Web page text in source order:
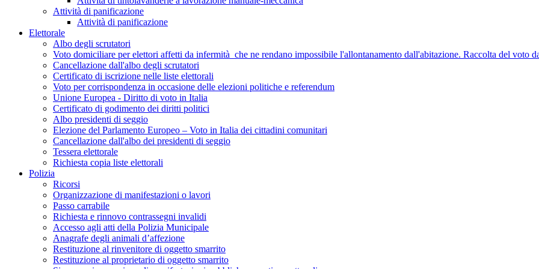
Attività di panificazione
Attività di panificazione
Elettorale
Albo degli scrutatori
Voto domiciliare per elettori affetti da infermità che ne rendano impossibile l'allontanamento dall'abitazione. Raccolta del voto
Cancellazione dall'albo degli scrutatori
Certificato di iscrizione nelle liste elettorali
Voto per corrispondenza in occasione delle elezioni politiche e referendum
Unione Europea - Diritto di voto in Italia
Certificato di godimento dei diritti politici
Albo presidenti di seggio
Elezione del Parlamento Europeo – Voto in Italia dei cittadini comunitari
Cancellazione dall'albo dei presidenti di seggio
Tessera elettorale
Richiesta copia liste elettorali
Polizia
Ricorsi
Organizzazione di manifestazioni o lavori
Passo carrabile
Richiesta e rinnovo contrassegni invalidi
Accesso agli atti della Polizia Municipale
Anagrafe degli animali d’affezione
Restituzione al rinvenitore di oggetto smarrito
Restituzione al proprietario di oggetto smarrito